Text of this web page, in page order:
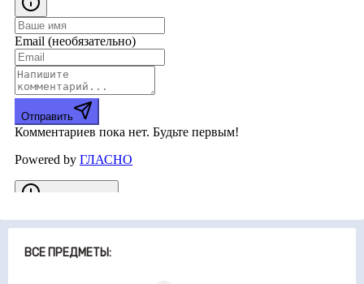
ВСЕ ПРЕДМЕТЫ: